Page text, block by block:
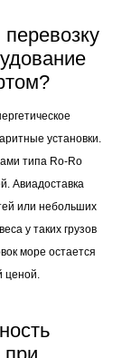
установки.
типа Ro-Ro
Авиадоставка
или небольших
у таких грузов
море остается